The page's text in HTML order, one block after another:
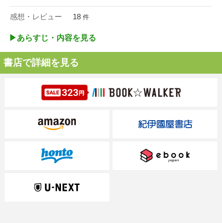
感想・レビュー 18 件
▶︎あらすじ・内容を見る
書店で詳細を見る